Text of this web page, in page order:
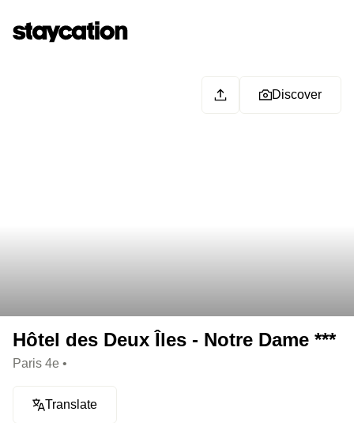
Discover
Hôtel des Deux Îles - Notre Dame ***
Paris 4e •
Translate